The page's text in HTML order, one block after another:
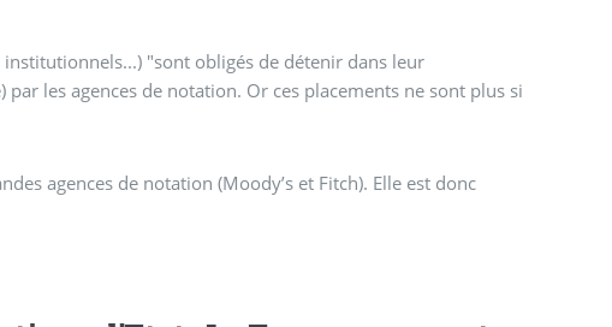
"sont obligés de détenir dans leur
les agences de notation. Or ces placements ne sont plus si
agences de notation (Moody’s et Fitch). Elle est donc